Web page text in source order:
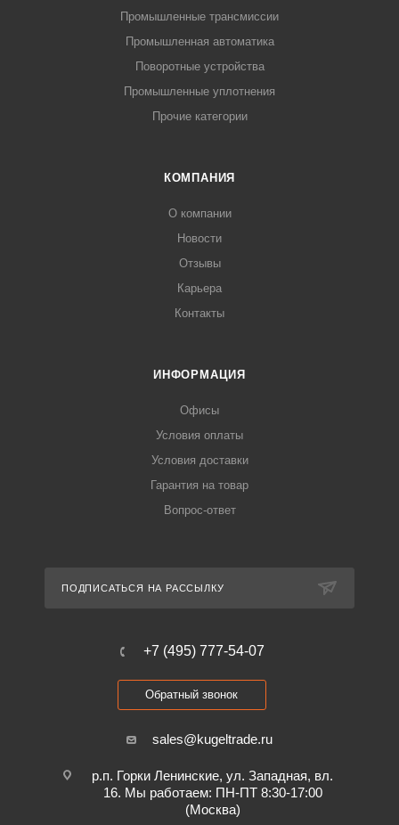
Промышленные трансмиссии
Промышленная автоматика
Поворотные устройства
Промышленные уплотнения
Прочие категории
КОМПАНИЯ
О компании
Новости
Отзывы
Карьера
Контакты
ИНФОРМАЦИЯ
Офисы
Условия оплаты
Условия доставки
Гарантия на товар
Вопрос-ответ
ПОДПИСАТЬСЯ НА РАССЫЛКУ
+7 (495) 777-54-07
Обратный звонок
sales@kugeltrade.ru
р.п. Горки Ленинские, ул. Западная, вл.
16. Мы работаем: ПН-ПТ 8:30-17:00
(Москва)